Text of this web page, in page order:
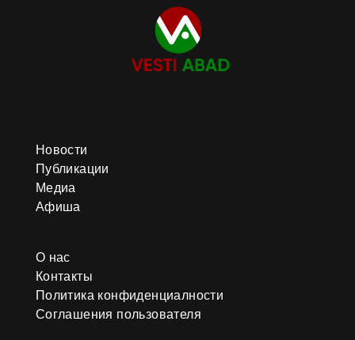
Новости
Публикации
Медиа
Афиша
О нас
Контакты
Политика конфиденциалности
Соглашения пользователя